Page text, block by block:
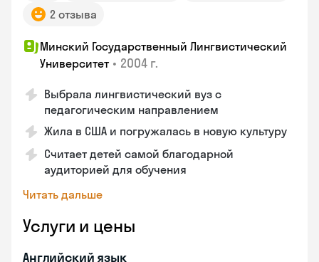
2 отзыва
Минский Государственный Лингвистический
Университет • 2004 г.
Выбрала лингвистический вуз с
педагогическим направлением
Жила в США и погружалась в новую культуру
Считает детей самой благодарной
аудиторией для обучения
Читать дальше
Услуги и цены
Английский язык